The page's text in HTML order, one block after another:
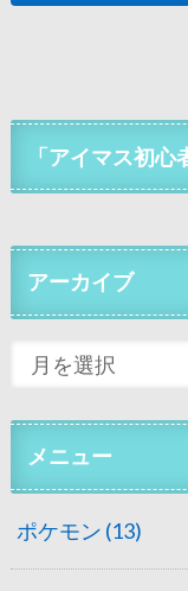
「アイマス初
アーカイブ
メニュー
ポケモン (13)